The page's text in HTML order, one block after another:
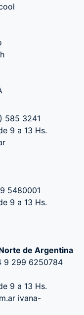
585 3241
9 a 13 Hs.
5480001
9 a 13 Hs.
de Argentina
9 299 6250784
9 a 13 Hs.
ivana-